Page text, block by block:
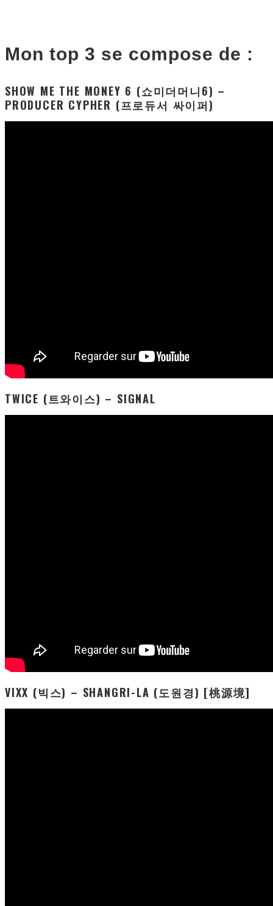
Mon top 3 se compose de :
SHOW ME THE MONEY 6 (쇼미더머니6) –
PRODUCER CYPHER (프로듀서 싸이퍼)
TWICE (트와이스) – SIGNAL
VIXX (빅스) – SHANGRI-LA (도원경) [桃源境]